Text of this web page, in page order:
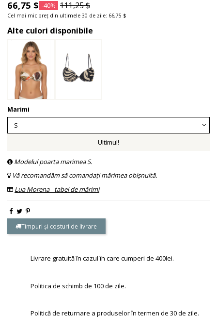
66,75 $ -40% 111,25 $
Cel mai mic preț din ultimele 30 de zile: 66,75 $
Alte culori disponibile
Marimi
Ultimul!
Modelul poarta marimea S.
Vă recomandăm să comandați mărimea obișnuită.
Lua Morena - tabel de mărimi
Timpuri și costuri de livrare
Livrare gratuită în cazul în care cumperi de 400lei.
Politica de schimb de 100 de zile.
Politică de returnare a produselor în termen de 30 de zile.